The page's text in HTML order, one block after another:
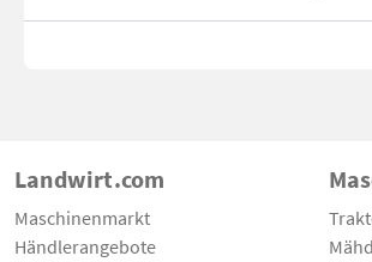
Landwirt.com
Maschinenmarkt
Händlerangebote